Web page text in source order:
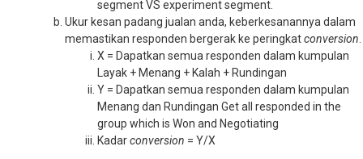
segment VS experiment segment.
Ukur kesan padang jualan anda, keberkesanannya dalam
memastikan responden bergerak ke peringkatconversion
X = Dapatkan semua responden dalam kumpulan
Layak + Menang + Kalah + Rundingan
Y = Dapatkan semua responden dalam kumpulan
Menang dan Rundingan Get all responded in the
group which is Won and Negotiating
Kadarconversion = Y/X